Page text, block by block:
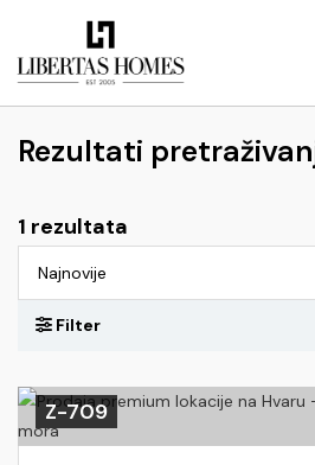
Rezultati
1 rezultata
Z-709